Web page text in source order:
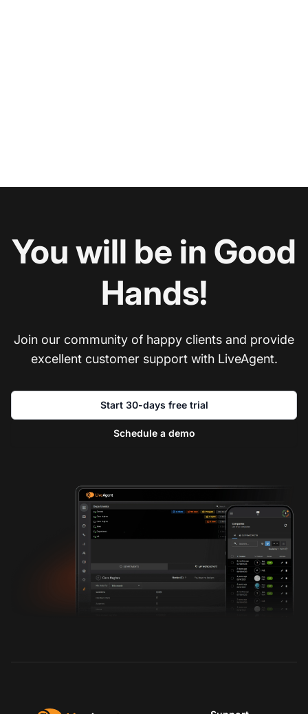
You will be in Good
Hands!
Join our community of happy clients and provide
excellent customer support with LiveAgent.
Start 30-days free trial
Schedule a demo